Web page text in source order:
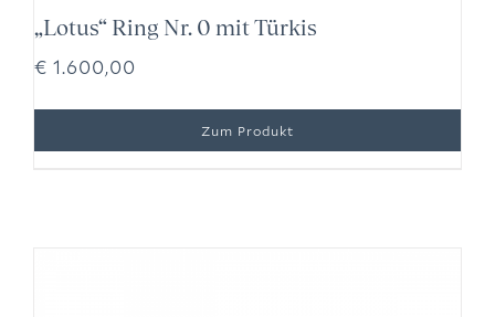
„Lotus“ Ring Nr. 0 mit Türkis
€ 1.600,00